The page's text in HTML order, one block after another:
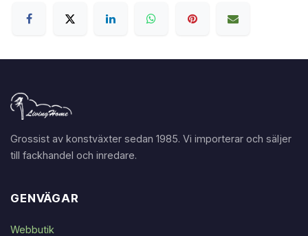
Grossist av konstväxter sedan 1985. Vi importerar och säljer
till fackhandel och inredare.
GENVÄGAR
Webbutik